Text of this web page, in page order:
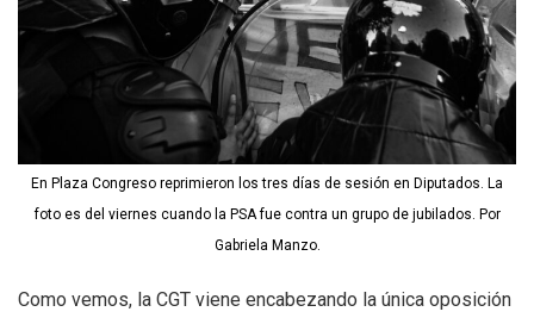
En Plaza Congreso reprimieron los tres días de sesión en Diputados. La
foto es del viernes cuando la PSA fue contra un grupo de jubilados. Por
Gabriela Manzo.
Como vemos, la CGT viene encabezando la única oposición